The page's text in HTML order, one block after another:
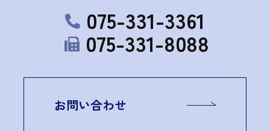
075-331-3361
075-331-8088
お問い合わせ